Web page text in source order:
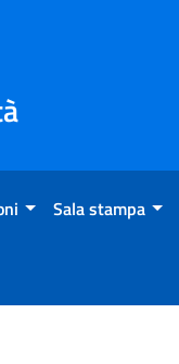
Sala stampa